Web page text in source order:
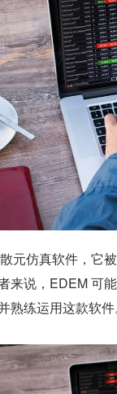
元仿真软件，它
来说，EDEM 可
熟练运用这款软件